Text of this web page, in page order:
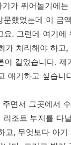
가 뛰어놀기에는
했었는데 이 금
. 그런데 여기에
가 처리해야 하고,
길었습니다. 제
얘기하고 싶습니
면서 그곳에서
조트 부지를 다
고, 무엇보다 아기